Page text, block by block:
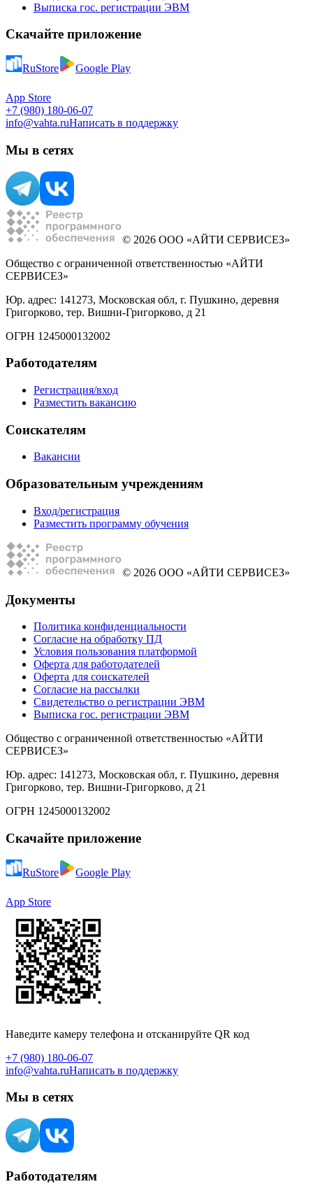
Выписка гос. регистрации ЭВМ
Скачайте приложение
RuStore Google Play
App Store
+7 (980) 180-06-07
info@vahta.ruНаписать в поддержку
Мы в сетях
© 2026 ООО «АЙТИ СЕРВИСЕЗ»
Общество с ограниченной ответственностью «АЙТИ
СЕРВИСЕЗ»
Юр. адрес: 141273, Московская обл, г. Пушкино, деревня
Григорково, тер. Вишни-Григорково, д 21
ОГРН 1245000132002
Работодателям
Регистрация/вход
Разместить вакансию
Соискателям
Вакансии
Образовательным учреждениям
Вход/регистрация
Разместить программу обучения
© 2026 ООО «АЙТИ СЕРВИСЕЗ»
Документы
Политика конфиденциальности
Согласие на обработку ПД
Условия пользования платформой
Оферта для работодателей
Оферта для соискателей
Согласие на рассылки
Свидетельство о регистрации ЭВМ
Выписка гос. регистрации ЭВМ
Общество с ограниченной ответственностью «АЙТИ
СЕРВИСЕЗ»
Юр. адрес: 141273, Московская обл, г. Пушкино, деревня
Григорково, тер. Вишни-Григорково, д 21
ОГРН 1245000132002
Скачайте приложение
RuStore Google Play
App Store
Наведите камеру телефона и отсканируйте QR код
+7 (980) 180-06-07
info@vahta.ruНаписать в поддержку
Мы в сетях
Работодателям